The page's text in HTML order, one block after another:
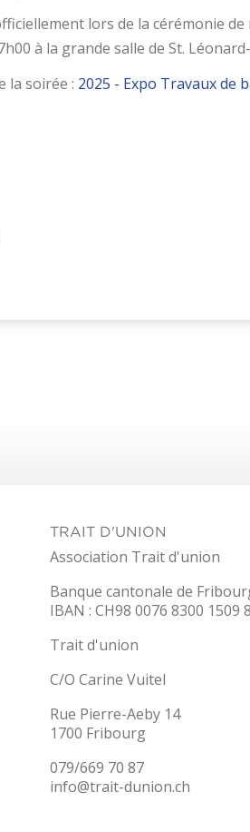
lors de la cérémonie
à la grande salle de St.
la soirée : 2025 - Expo Travaux de
TRAIT D'UNION
Association Trait d'union
Banque cantonale de
IBAN : CH98 0076 8300 1509
Trait d'union
C/O Carine Vuitel
Rue Pierre-Aeby 14
1700 Fribourg
079/669 70 87
info@trait-dunion.ch